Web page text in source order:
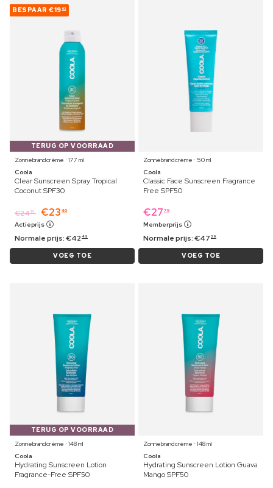
BESPAAR €19 03
TERUG OP VOORRAAD
Zonnebrandcrème ⋅ 177 ml
Coola
Clear Sunscreen Spray Tropical
Coconut SPF30
€2419 €23 46
Actieprijs
Normale prijs:€42 49
VOEG TOE
Zonnebrandcrème ⋅ 50 ml
Coola
Classic Face Sunscreen Fragrance
Free SPF50
€27 79
Memberprijs
Normale prijs:€47 39
VOEG TOE
TERUG OP VOORRAAD
Zonnebrandcrème ⋅ 148 ml
Coola
Hydrating Sunscreen Lotion
Fragrance-Free SPF50
Zonnebrandcrème ⋅ 148 ml
Coola
Hydrating Sunscreen Lotion Guava
Mango SPF50